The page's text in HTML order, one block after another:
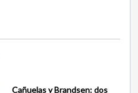
Cañuelas y Brandsen: dos